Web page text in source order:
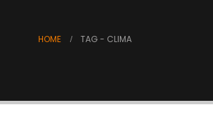
HOME TAG - CLIMA